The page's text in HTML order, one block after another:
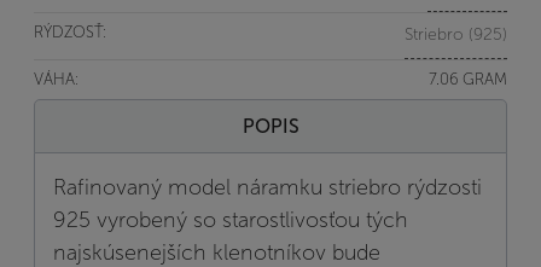
RÝDZOSŤ: Striebro (925)
VÁHA: 7.06 GRAM
POPIS
Rafinovaný model náramku striebro rýdzosti
925 vyrobený so starostlivosťou tých
najskúsenejších klenotníkov bude